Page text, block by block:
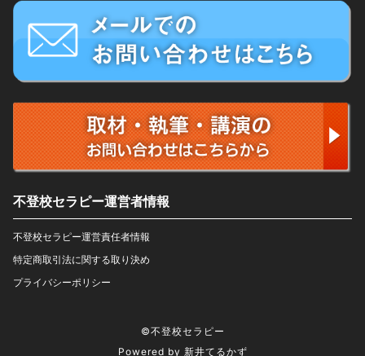
不登校セラピー運営者情報
不登校セラピー運営責任者情報
特定商取引法に関する取り決め
プライバシーポリシー
©不登校セラピー
Powered by 新井てるかず